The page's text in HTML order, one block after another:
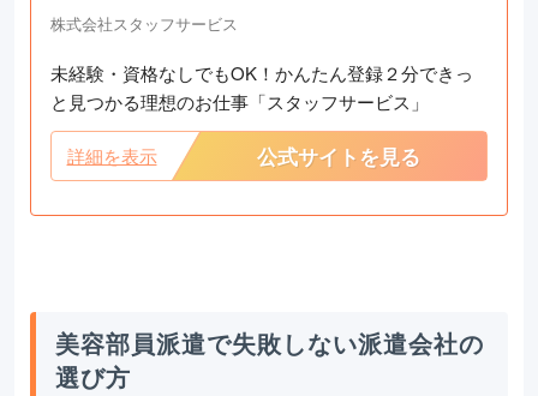
株式会社スタッフサービス
未経験・資格なしでもOK！かんたん登録２分できっ
と見つかる理想のお仕事「スタッフサービス」
詳細を表示 公式サイトを見る
美容部員派遣で失敗しない派遣会社の
選び方